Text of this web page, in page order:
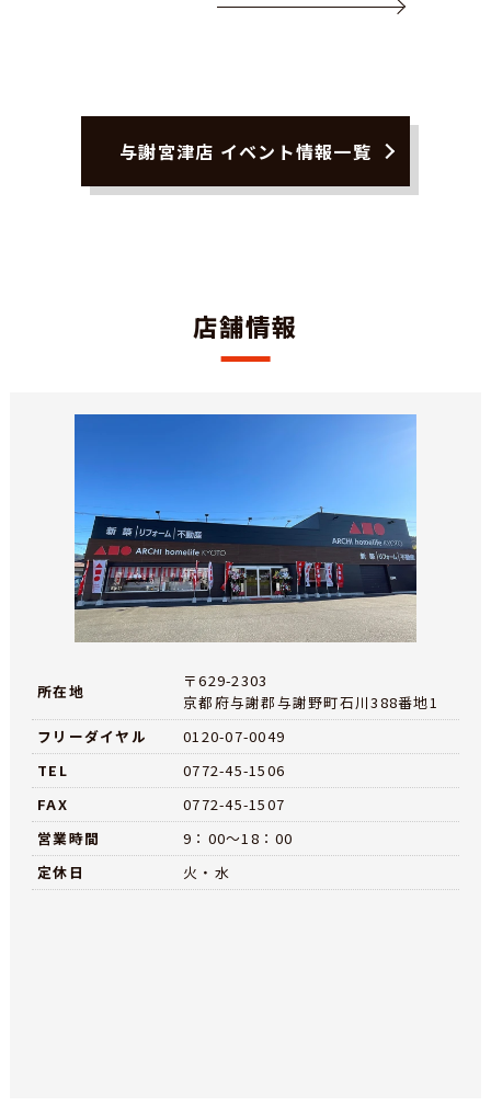
与謝宮津店 イベント情報一覧
店舗情報
所在地
〒629-2303
京都府与謝郡与謝野町石川388番地1
フリーダイヤル
0120-07-0049
TEL
0772-45-1506
FAX
0772-45-1507
営業時間
9：00～18：00
定休日
火・水